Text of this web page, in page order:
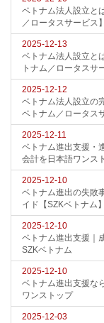
ベトナム法人設立と
／ロータスサービス】
2025-12-13
ベトナム法人設立と
トナム／ロータスサ
2025-12-12
ベトナム法人設立の
ベトナム／ロータス
2025-12-11
ベトナム進出支援・
会計を日本語ワンス
2025-12-10
ベトナム進出の失敗
イド【SZKベトナム】
2025-12-10
ベトナム進出支援｜
SZKベトナム
2025-12-10
ベトナム進出支援な
ワンストップ
2025-12-03